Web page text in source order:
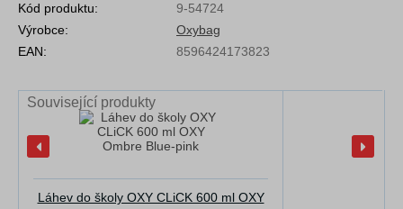
Kód produktu:
9-54724
Výrobce:
Oxybag
EAN:
8596424173823
Související produkty
Láhev do školy OXY CLiCK 600 ml OXY